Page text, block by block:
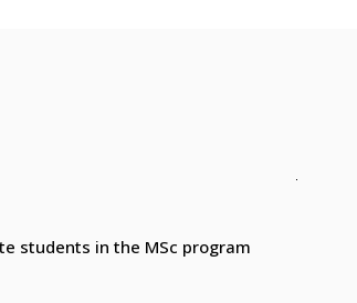
students in the MSc program